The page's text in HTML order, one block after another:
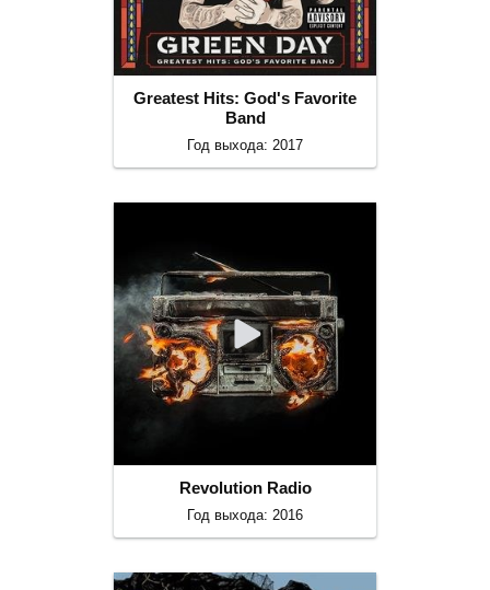
Greatest Hits: God's Favorite
Band
Год выхода: 2017
Revolution Radio
Год выхода: 2016